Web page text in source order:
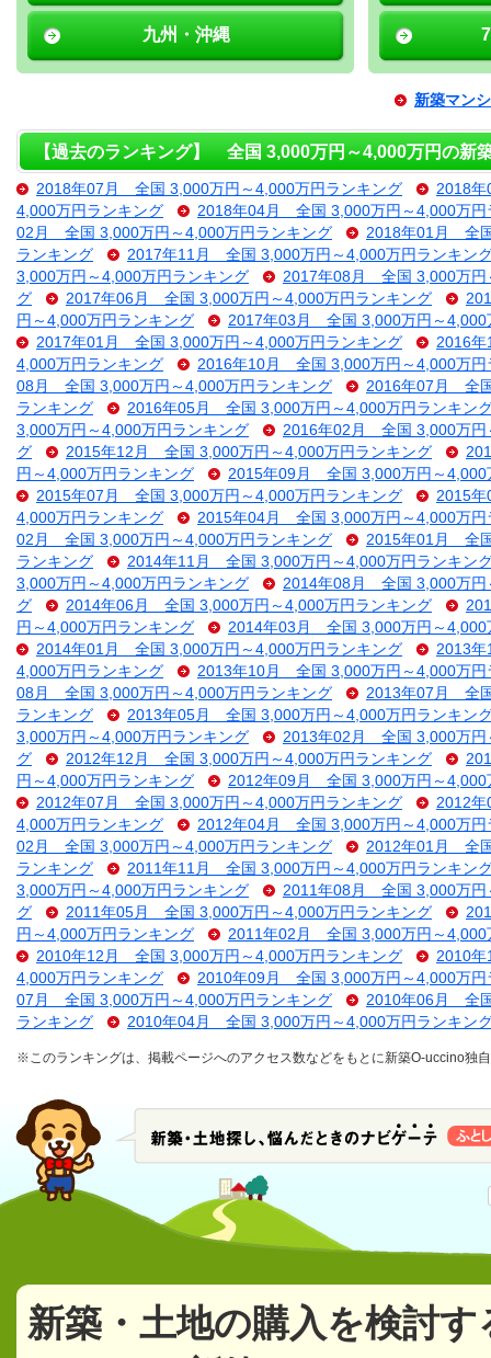
九州・沖縄
新築マン
【過去のランキング】 全国 3,000万円～4,000万円の新
2018年07月 全国 3,000万円～4,000万円ランキング
2018
4,000万円ランキング
2018年04月 全国 3,000万円～4,000万円
02月 全国 3,000万円～4,000万円ランキング
2018年01月 全
ランキング
2017年11月 全国 3,000万円～4,000万円ランキン
3,000万円～4,000万円ランキング
2017年08月 全国 3,000万円
グ
2017年06月 全国 3,000万円～4,000万円ランキング
円～4,000万円ランキング
2017年03月 全国 3,000万円～4,000
2017年01月 全国 3,000万円～4,000万円ランキング
2016
4,000万円ランキング
2016年10月 全国 3,000万円～4,000万円
08月 全国 3,000万円～4,000万円ランキング
2016年07月 全
ランキング
2016年05月 全国 3,000万円～4,000万円ランキン
3,000万円～4,000万円ランキング
2016年02月 全国 3,000万円
グ
2015年12月 全国 3,000万円～4,000万円ランキング
円～4,000万円ランキング
2015年09月 全国 3,000万円～4,000
2015年07月 全国 3,000万円～4,000万円ランキング
2015
4,000万円ランキング
2015年04月 全国 3,000万円～4,000万円
02月 全国 3,000万円～4,000万円ランキング
2015年01月 全
ランキング
2014年11月 全国 3,000万円～4,000万円ランキン
3,000万円～4,000万円ランキング
2014年08月 全国 3,000万円
グ
2014年06月 全国 3,000万円～4,000万円ランキング
円～4,000万円ランキング
2014年03月 全国 3,000万円～4,000
2014年01月 全国 3,000万円～4,000万円ランキング
2013
4,000万円ランキング
2013年10月 全国 3,000万円～4,000万円
08月 全国 3,000万円～4,000万円ランキング
2013年07月 全
ランキング
2013年05月 全国 3,000万円～4,000万円ランキン
3,000万円～4,000万円ランキング
2013年02月 全国 3,000万円
グ
2012年12月 全国 3,000万円～4,000万円ランキング
円～4,000万円ランキング
2012年09月 全国 3,000万円～4,000
2012年07月 全国 3,000万円～4,000万円ランキング
2012
4,000万円ランキング
2012年04月 全国 3,000万円～4,000万円
02月 全国 3,000万円～4,000万円ランキング
2012年01月 全
ランキング
2011年11月 全国 3,000万円～4,000万円ランキン
3,000万円～4,000万円ランキング
2011年08月 全国 3,000万円
グ
2011年05月 全国 3,000万円～4,000万円ランキング
円～4,000万円ランキング
2011年02月 全国 3,000万円～4,000
2010年12月 全国 3,000万円～4,000万円ランキング
2010
4,000万円ランキング
2010年09月 全国 3,000万円～4,000万円
07月 全国 3,000万円～4,000万円ランキング
2010年06月 全
ランキング
2010年04月 全国 3,000万円～4,000万円ランキン
※このランキングは、掲載ページへのアクセス数などをもとに新築O-uccino独
新築・土地の購入を検討